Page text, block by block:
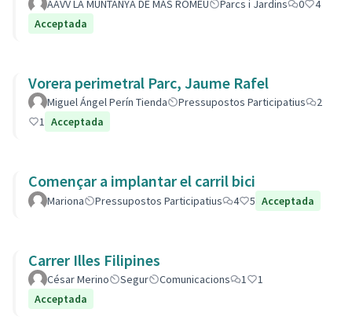
AAVV LA MUNTANYA DE MÁS ROMEU Parcs i Jardins 0
4
Acceptada
Vorera perimetral Parc, Jaume Rafel
Miguel Ángel Perín Tienda Pressupostos Participatius
2
1 Acceptada
Començar a implantar el carril bici
Mariona Pressupostos Participatius 4 5 Acceptada
Carrer Illes Filipines
César Merino Segur Comunicacions 1
1
Acceptada